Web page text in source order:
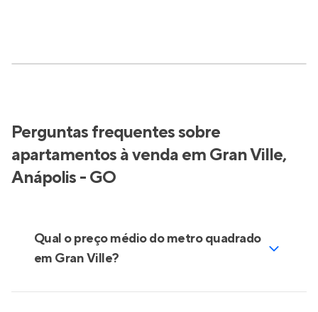
Perguntas frequentes sobre
apartamentos à venda em Gran Ville,
Anápolis - GO
Qual o preço médio do metro quadrado
em Gran Ville?